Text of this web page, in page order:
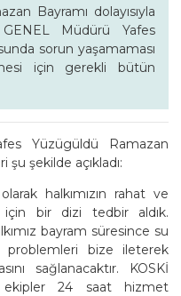
Bayramı dolayısıyla
Müdürü Yafes
sorun yaşamaması
için gerekli bütün
Yüzügüldü Ramazan
şu şekilde açıkladı:
halkımızın rahat ve
bir dizi tedbir aldık.
bayram süresince su
problemleri bize ileterek
sağlanacaktır. KOSKİ
ekipler 24 saat hizmet